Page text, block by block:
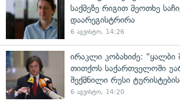
საქმეზე რიგით მეოთხე
დაარეგისტრირა
6 აგვისტო, 14:26
ირაკლი კობახიძე: "ყალბი
თითქოს საქართველოში
შექმნილი რუსი
6 აგვისტო, 14:20